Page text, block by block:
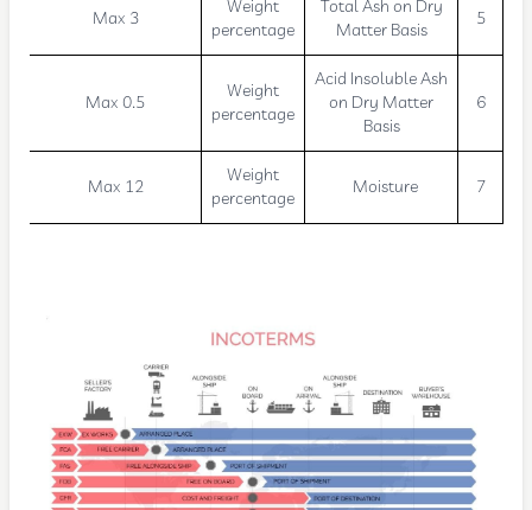
5
Total Ash on Dry
Matter Basis
Weight
percentage
Max 3
6
Acid Insoluble Ash
on Dry Matter
Basis
Weight
percentage
Max 0.5
7
Moisture
Weight
percentage
Max 12